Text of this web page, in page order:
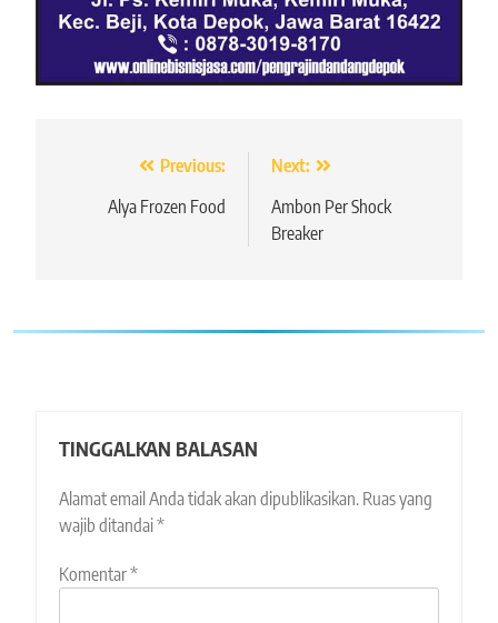
Navigasi Previous:
Alya Frozen Food
Next:
Ambon Per Shock
Breaker
TINGGALKAN BALASAN
Alamat email Anda tidak akan dipublikasikan. Ruas yang
wajib ditandai*
Komentar*